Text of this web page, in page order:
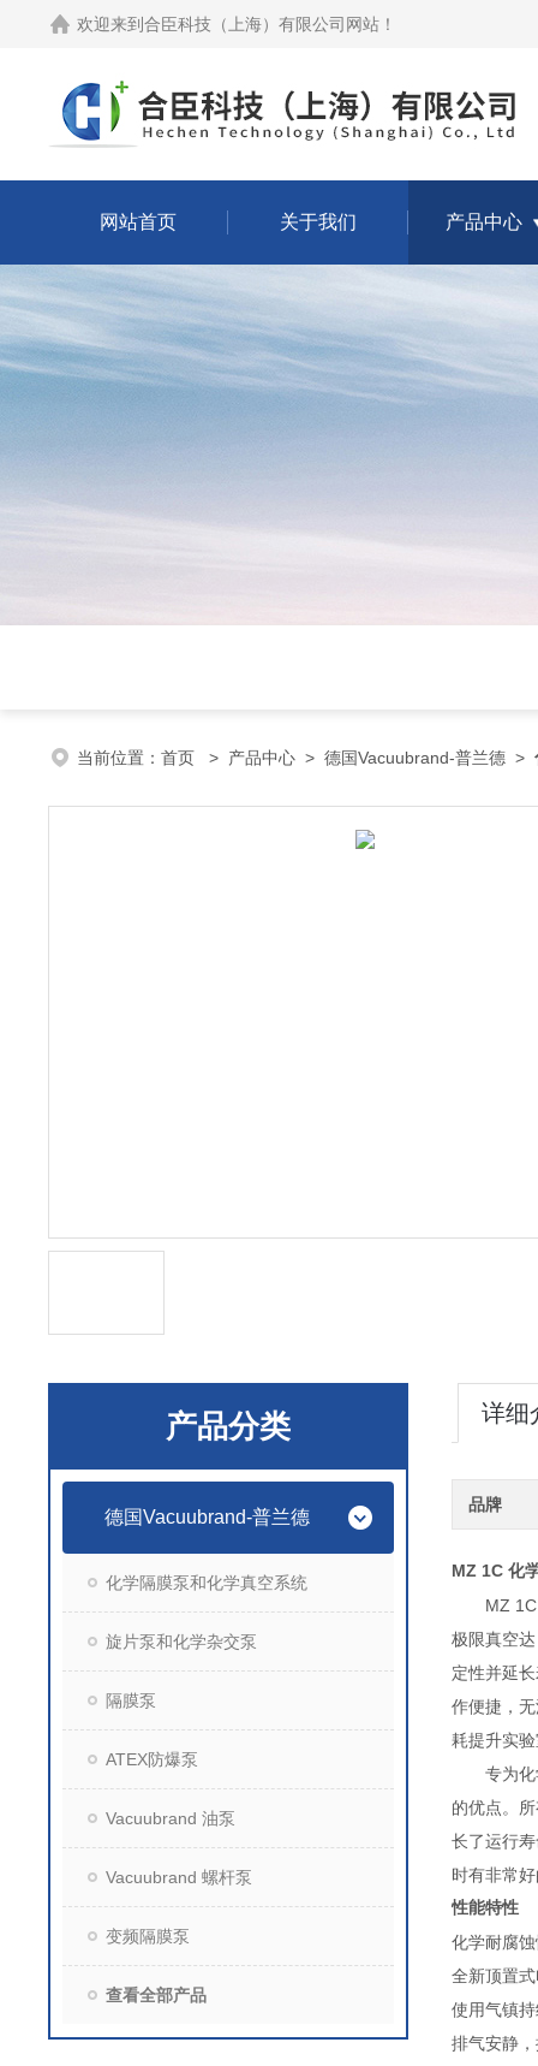
欢迎来到 合臣科技（上海）有限公司网站 ！
网站首页 关于我们 产品中心
当前位置： 首页 > 产品中心 > 德国Vacuubrand-普兰德 >
产品分类
德国Vacuubrand-普兰德
化学隔膜泵和化学真空系统
旋片泵和化学杂交泵
隔膜泵
ATEX防爆泵
Vacuubrand 油泵
Vacuubrand 螺杆泵
变频隔膜泵
查看全部产品
详细
品牌
MZ 1C 化
MZ
极限真空
定性并延
作便捷，
耗提升实
专为
的优点。
长了运行
时有非常
性能特性
化学耐腐
全新顶置
使用气镇
排气安静